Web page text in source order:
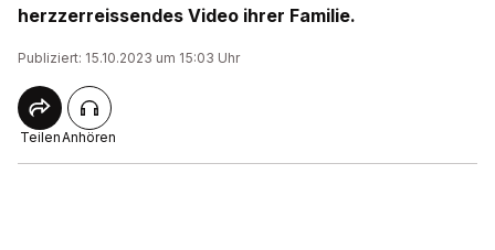
herzzerreissendes Video ihrer Familie.
Publiziert: 15.10.2023 um 15:03 Uhr
TeilenAnhören